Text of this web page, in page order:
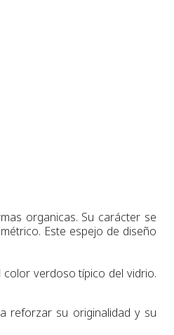
organicas. Su carácter se
Este espejo de diseño
color verdoso típico del vidrio.
reforzar su originalidad y su